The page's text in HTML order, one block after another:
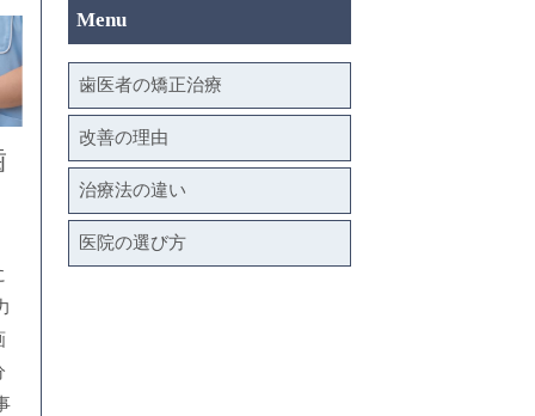
Menu
歯医者の矯正治療
改善の理由
治療法の違い
医院の選び方